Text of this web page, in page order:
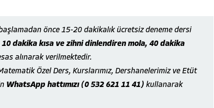
önce 15-20 dakikalık ücretsiz deneme dersi
dakika kısa ve zihni dinlendiren mola, 40 dakika
alınarak verilmektedir.
Özel Ders, Kurslarımız, Dershanelerimiz ve Etüt
WhatsApp hattımızı (0 532 621 11 41) kullanarak